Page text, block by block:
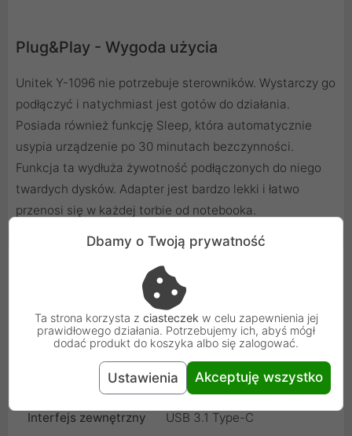
Plug&Play - Wygoda użycia
Unitek Y-1096 nie potrzebuje sterowników. Wystarczy go
podłączyć i natychmiast jest gotów do działania.
Posiada również funkcję Sleep, która automatycznie
usypia urządzenie po 30 minutach bezczynności.
Funkcja ta wydłuża żywotność podłączonych do niego
twardych dysków. Adapter jest bardzo lekki i łatwo
przenosi się w każdej torbie od notebooka.
Mostek
Rozmiar 2.5
Interfejs wewnętrzny Serial ATA III
Interfejs zewnętrzny USB 3.1 Type-C
Dbamy o Twoją prywatność
Ta strona korzysta z ciasteczek w celu zapewnienia jej
prawidłowego działania. Potrzebujemy ich, abyś mógł
dodać produkt do koszyka albo się zalogować.
Ustawienia Akceptuję wszystko